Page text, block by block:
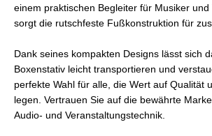
einem praktischen Begleiter für Musiker und
sorgt die rutschfeste Fußkonstruktion für
Dank seines kompakten Designs lässt sich
Boxenstativ leicht transportieren und
perfekte Wahl für alle, die Wert auf Qualität
legen. Vertrauen Sie auf die bewährte
Audio- und Veranstaltungstechnik.